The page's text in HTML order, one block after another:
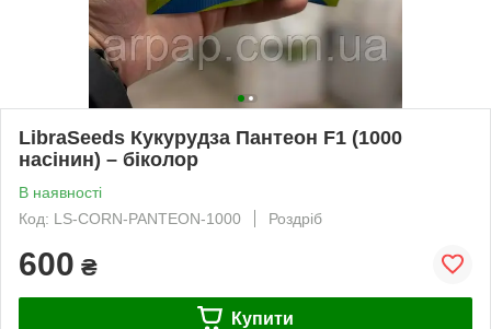
LibraSeeds Кукурудза Пантеон F1 (1000
насінин) – біколор
В наявності
Код: LS-CORN-PANTEON-1000
Роздріб
600 ₴
Купити